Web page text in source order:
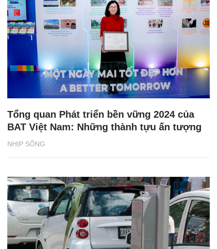
NHỊP SỐNG
Tổng quan Phát triển bền vững 2024 của
BAT Việt Nam: Những thành tựu ấn tượng